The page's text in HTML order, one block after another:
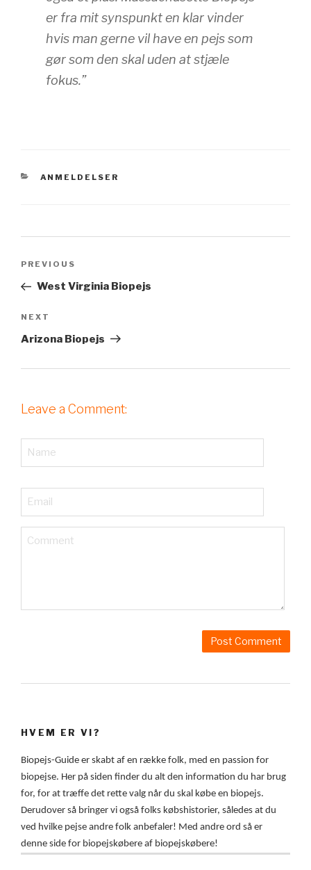
er fra mit synspunkt en klar vinder
hvis man gerne vil have en pejs som
gør som den skal uden at stjæle
fokus.”
CATEGORIES
ANMELDELSER
navigation
Previous
Post
PREVIOUS
West Virginia Biopejs
Next
Post
NEXT
Arizona Biopejs
Leave a Comment:
HVEM ER VI?
Biopejs-Guide er skabt af en række folk, med en passion for
biopejse. Her på siden finder du alt den information du har brug
for, for at træffe det rette valg når du skal købe en biopejs.
Derudover så bringer vi også folks købshistorier, således at du
ved hvilke pejse andre folk anbefaler! Med andre ord så er
denne side for biopejskøbere af biopejskøbere!